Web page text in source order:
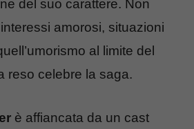
del suo carattere. Non
amorosi, situazioni
al limite del
reso celebre la saga.
è affiancata da un cast